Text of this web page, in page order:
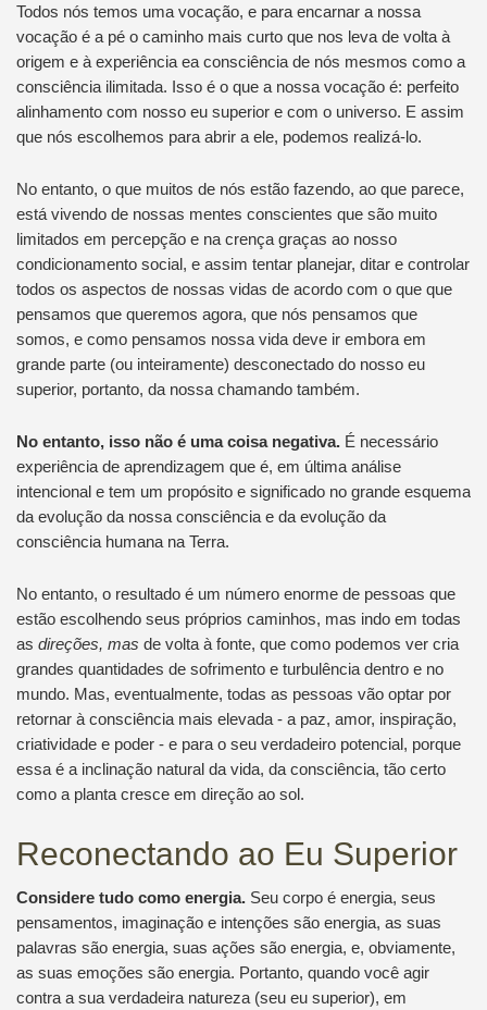
Todos nós temos uma vocação, e para encarnar a nossa
vocação é a pé o caminho mais curto que nos leva de volta à
origem e à experiência ea consciência de nós mesmos como a
consciência ilimitada. Isso é o que a nossa vocação é: perfeito
alinhamento com nosso eu superior e com o universo. E assim
que nós escolhemos para abrir a ele, podemos realizá-lo.
No entanto, o que muitos de nós estão fazendo, ao que parece,
está vivendo de nossas mentes conscientes que são muito
limitados em percepção e na crença graças ao nosso
condicionamento social, e assim tentar planejar, ditar e controlar
todos os aspectos de nossas vidas de acordo com o que que
pensamos que queremos agora, que nós pensamos que
somos, e como pensamos nossa vida deve ir embora em
grande parte (ou inteiramente) desconectado do nosso eu
superior, portanto, da nossa chamando também.
No entanto, isso não é uma coisa negativa.É necessário
experiência de aprendizagem que é, em última análise
intencional e tem um propósito e significado no grande esquema
da evolução da nossa consciência e da evolução da
consciência humana na Terra.
No entanto, o resultado é um número enorme de pessoas que
estão escolhendo seus próprios caminhos, mas indo em todas
as direções, mas de volta à fonte, que como podemos ver cria
grandes quantidades de sofrimento e turbulência dentro e no
mundo. Mas, eventualmente, todas as pessoas vão optar por
retornar à consciência mais elevada - a paz, amor, inspiração,
criatividade e poder - e para o seu verdadeiro potencial, porque
essa é a inclinação natural da vida, da consciência, tão certo
como a planta cresce em direção ao sol.
Reconectando ao Eu Superior
Considere tudo como energia.Seu corpo é energia, seus
pensamentos, imaginação e intenções são energia, as suas
palavras são energia, suas ações são energia, e, obviamente,
as suas emoções são energia. Portanto, quando você agir
contra a sua verdadeira natureza (seu eu superior), em